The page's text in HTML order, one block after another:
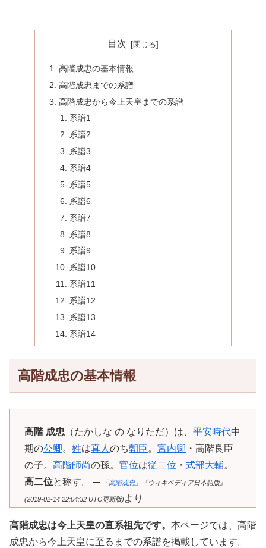
目次
高階成忠の基本情報
高階成忠までの系譜
高階成忠から今上天皇までの系譜
系譜1
系譜2
系譜3
系譜4
系譜5
系譜6
系譜7
系譜8
系譜9
系譜10
系譜11
系譜12
系譜13
系譜14
高階成忠の基本情報
高階 成忠 （たかしな の なりただ）は、 平安時代中
期の公卿。 姓は真人のち朝臣。 宮内卿 ・高階良臣
の子。 高階師尚の孫。 官位は従二位 ・ 式部大輔。
高二位と称す。 ─ 「 高階成忠」『ウィキペディア日本語版』
(2019-02-14 22:04:32 UTC更新版) より
高階成忠は今上天皇の直系祖先です。 本ページでは、高階
成忠から今上天皇に至るまでの系譜を掲載しています。